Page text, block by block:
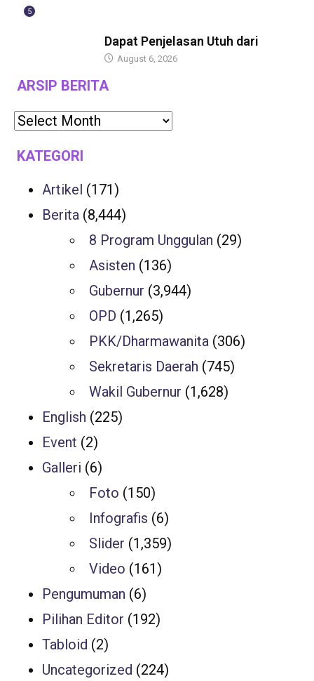
5
Dapat Penjelasan Utuh dari
August 6, 2026
ARSIP BERITA
KATEGORI
Artikel (171)
Berita (8,444)
8 Program Unggulan (29)
Asisten (136)
Gubernur (3,944)
OPD (1,265)
PKK/Dharmawanita (306)
Sekretaris Daerah (745)
Wakil Gubernur (1,628)
English (225)
Event (2)
Galleri (6)
Foto (150)
Infografis (6)
Slider (1,359)
Video (161)
Pengumuman (6)
Pilihan Editor (192)
Tabloid (2)
Uncategorized (224)